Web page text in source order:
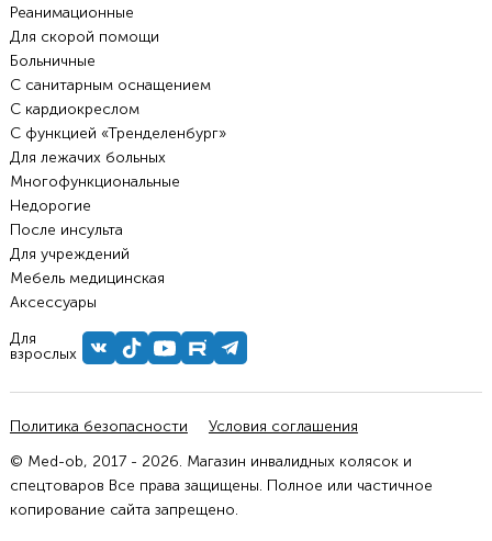
Реанимационные
Для скорой помощи
Больничные
С санитарным оснащением
С кардиокреслом
С функцией «Тренделенбург»
Для лежачих больных
Многофункциональные
Недорогие
После инсульта
Для учреждений
Мебель медицинская
Аксессуары
Для
взрослых
Политика безопасности
Условия соглашения
© Med-ob, 2017 - 2026. Магазин инвалидных колясок и
спецтоваров Все права защищены. Полное или частичное
копирование сайта запрещено.